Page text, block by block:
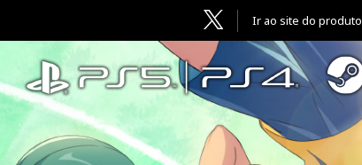
Ir ao site do produto